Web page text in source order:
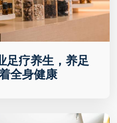
足疗养生，养足
全身健康